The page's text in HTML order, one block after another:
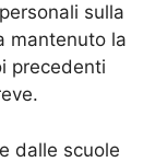
sulla
mantenuto la
precedenti
dalle scuole